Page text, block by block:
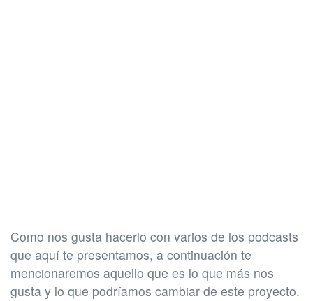
Como nos gusta hacerlo con varios de los podcasts
que aquí te presentamos, a continuación te
mencionaremos aquello que es lo que más nos
gusta y lo que podríamos cambiar de este proyecto.